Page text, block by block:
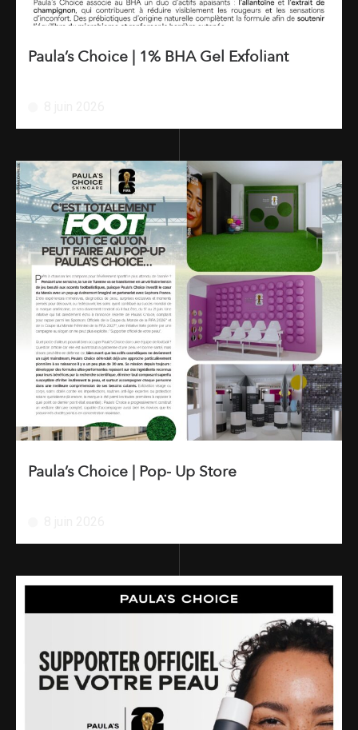
Paula’s Choice | 1% BHA Gel Exfoliant
Paula’s Choice | Pop- Up Store